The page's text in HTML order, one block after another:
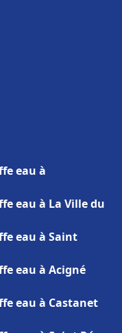
eau à
eau à La Ville du
eau à Saint
eau à Acigné
eau à Castanet